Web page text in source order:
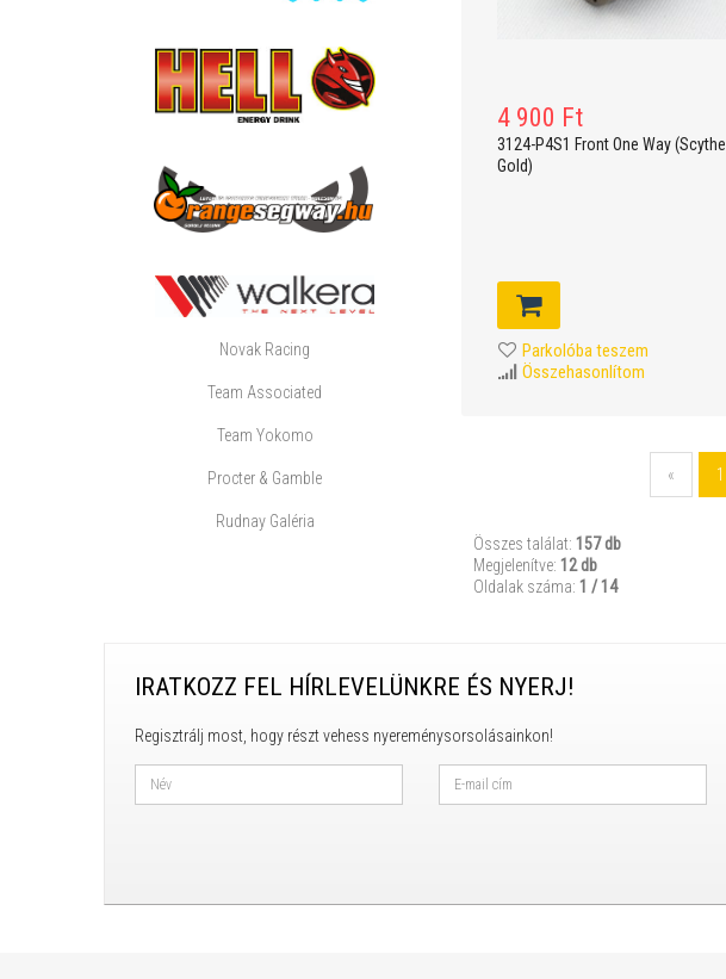
4 900 Ft
3124-P4S1 Front One Way (Scythe
Gold)
Parkolóba teszem
Összehasonlítom
« 1
Összes találat: 157 db
Megjelenítve: 12 db
Oldalak száma: 1 / 14
Novak Racing
Team Associated
Team Yokomo
Procter & Gamble
Rudnay Galéria
IRATKOZZ FEL HÍRLEVELÜNKRE ÉS NYERJ!
Regisztrálj most, hogy részt vehess nyereménysorsolásainkon!